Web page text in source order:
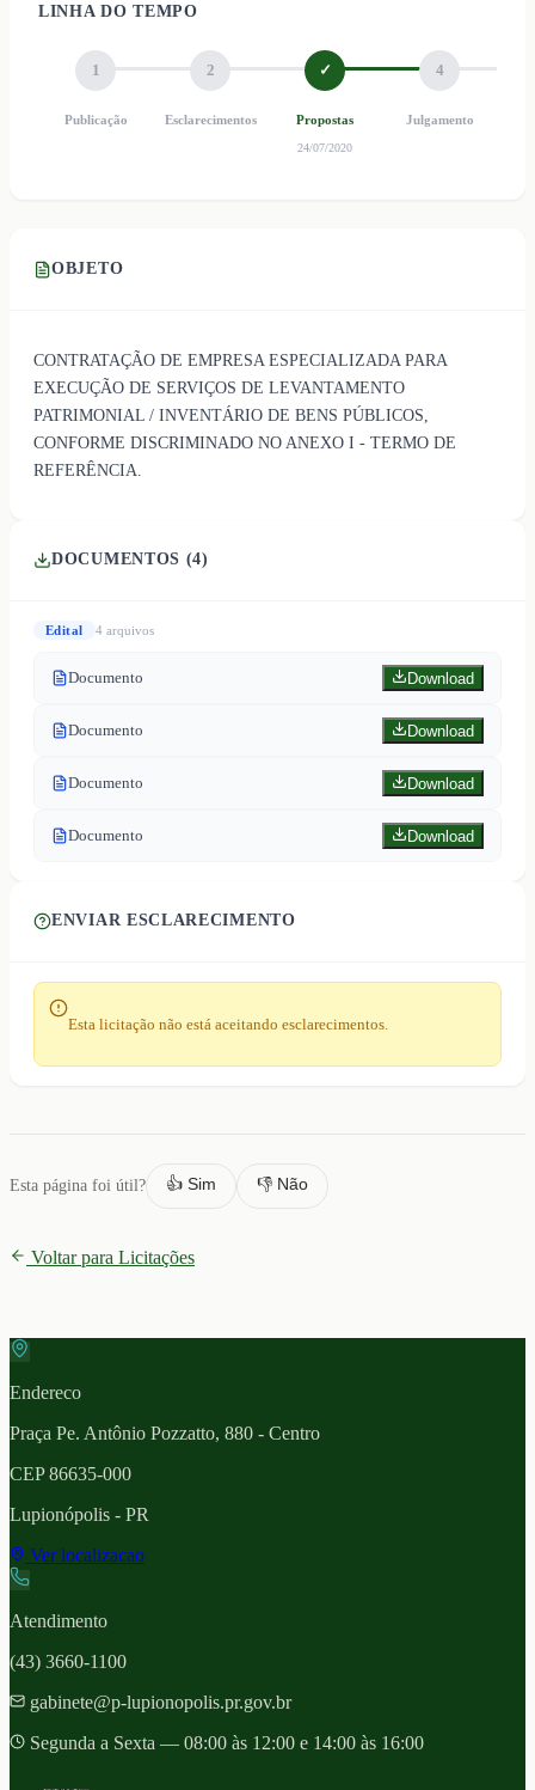
LINHA DO TEMPO
1
Publicação
2
Esclarecimentos
✓
Propostas
24/07/2020
4
Julgamento
OBJETO
CONTRATAÇÃO DE EMPRESA ESPECIALIZADA PARA
EXECUÇÃO DE SERVIÇOS DE LEVANTAMENTO
PATRIMONIAL / INVENTÁRIO DE BENS PÚBLICOS,
CONFORME DISCRIMINADO NO ANEXO I - TERMO DE
REFERÊNCIA.
DOCUMENTOS (4)
Edital 4arquivos
Documento Download
Documento Download
Documento Download
Documento Download
ENVIAR ESCLARECIMENTO
Esta licitação não está aceitando esclarecimentos.
Esta página foi útil? 👍 Sim 👎 Não
Voltar para Licitações
Endereco
Praça Pe. Antônio Pozzatto, 880 - Centro
CEP86635-000
Lupionópolis - PR
Ver localizacao
Atendimento
(43) 3660-1100
gabinete@p-lupionopolis.pr.gov.br
Segunda a Sexta — 08:00 às 12:00 e 14:00 às 16:00